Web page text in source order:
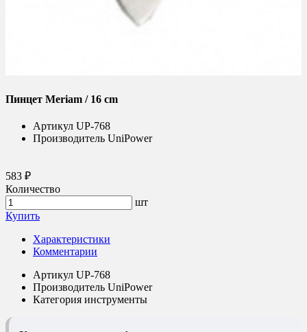
Пинцет Meriam / 16 cm
Артикул UP-768
Производитель UniPower
583 ₽
Количество
шт
Купить
Характеристики
Комментарии
Артикул UP-768
Производитель UniPower
Категория инструменты